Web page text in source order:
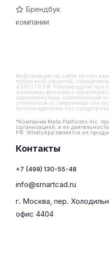
Брендбук
компании
Информация на сайте ни при
публичной офертой,
437(2) ГК РФ. Рекомендуем при
желаемых функций и
характеристики, комплектация
отличаться от заявленных или
производителем без
*Компания Meta Platforms Inc.
организацией, и ее
РФ. WhatsApp является ее
Контакты
+7 (499) 130-55-48
info@smartcad.ru
г. Москва, пер.
офис 4404